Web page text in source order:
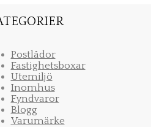
Postlådor
Fastighetsboxar
Utemiljö
Inomhus
Fyndvaror
Blogg
Varumärke